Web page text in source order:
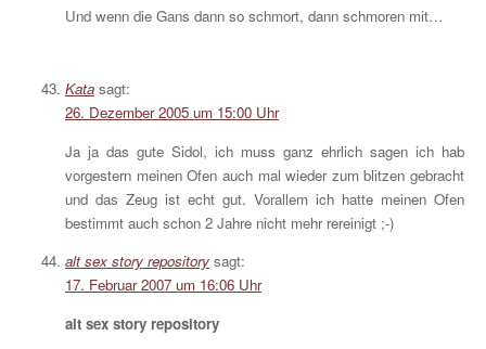
Und wenn die Gans dann so schmort, dann schmoren mit…
Kata sagt:
26. Dezember 2005 um 15:00 Uhr
Ja ja das gute Sidol, ich muss ganz ehrlich sagen ich hab
vorgestern meinen Ofen auch mal wieder zum blitzen gebracht
und das Zeug ist echt gut. Vorallem ich hatte meinen Ofen
bestimmt auch schon 2 Jahre nicht mehr rereinigt ;-)
alt sex story repository sagt:
17. Februar 2007 um 16:06 Uhr
alt sex story repository